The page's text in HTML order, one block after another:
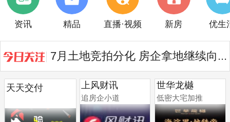
资讯 精品 直播·视频 新房 优生
重点城市土拍提速 调规地块逐渐成...
7月土地竞拍分化 房企拿地继续向...
天天交付 上风财讯
追房企小道
世华龙樾
低密大宅加推